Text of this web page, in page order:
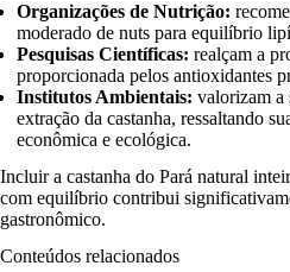
Organizações de Nutrição:
moderado de nuts para equilíbrio
Pesquisas Científicas: realçam a
proporcionada pelos antioxidantes
Institutos Ambientais: valorizam a
extração da castanha, ressaltando
econômica e ecológica.
Incluir a castanha do Pará natural
com equilíbrio contribui
gastronômico.
Conteúdos relacionados